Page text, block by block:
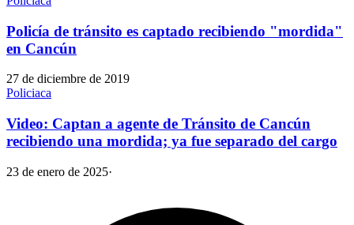
Policía de tránsito es captado recibiendo "mordida"
en Cancún
27 de diciembre de 2019
Policiaca
Video: Captan a agente de Tránsito de Cancún
recibiendo una mordida; ya fue separado del cargo
23 de enero de 2025·